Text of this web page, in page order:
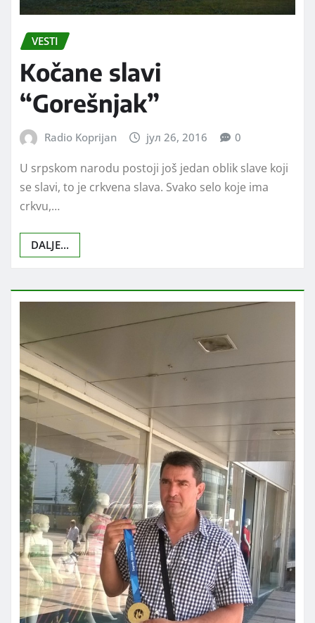
VESTI
Kočane slavi
“Gorešnjak”
Radio Koprijan јул 26, 2016 0
U srpskom narodu postoji još jedan oblik slave koji
se slavi, to je crkvena slava. Svako selo koje ima
crkvu,…
DALJE...